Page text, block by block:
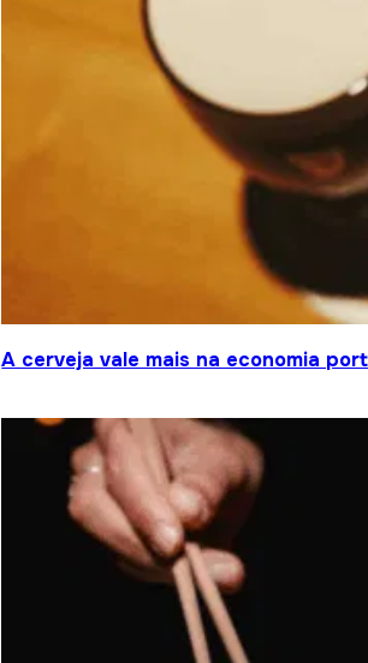
A cerveja vale mais na economia